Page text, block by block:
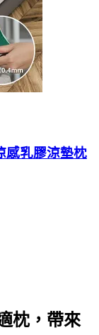
感乳膠涼墊枕
枕，帶來